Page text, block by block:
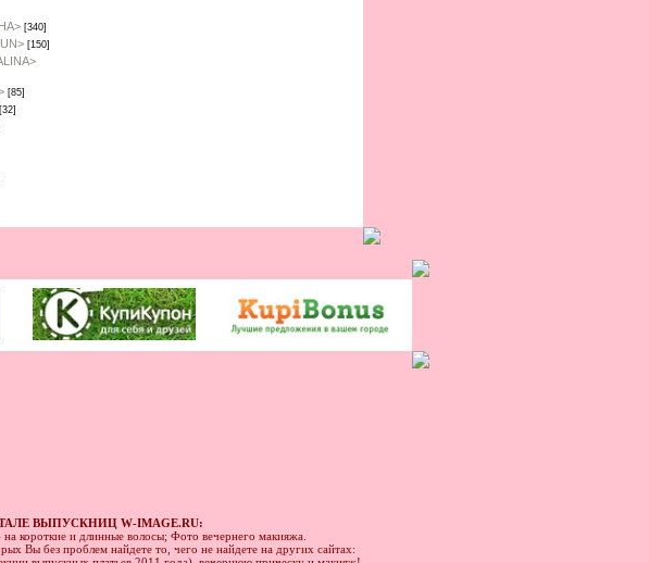
[340]
[150]
[85]
[32]
ВЫПУСКНИЦ W-IMAGE.RU:
короткие и длинные волосы; Фото вечернего макияжа.
Вы без проблем найдете то, чего не найдете на других сайтах: